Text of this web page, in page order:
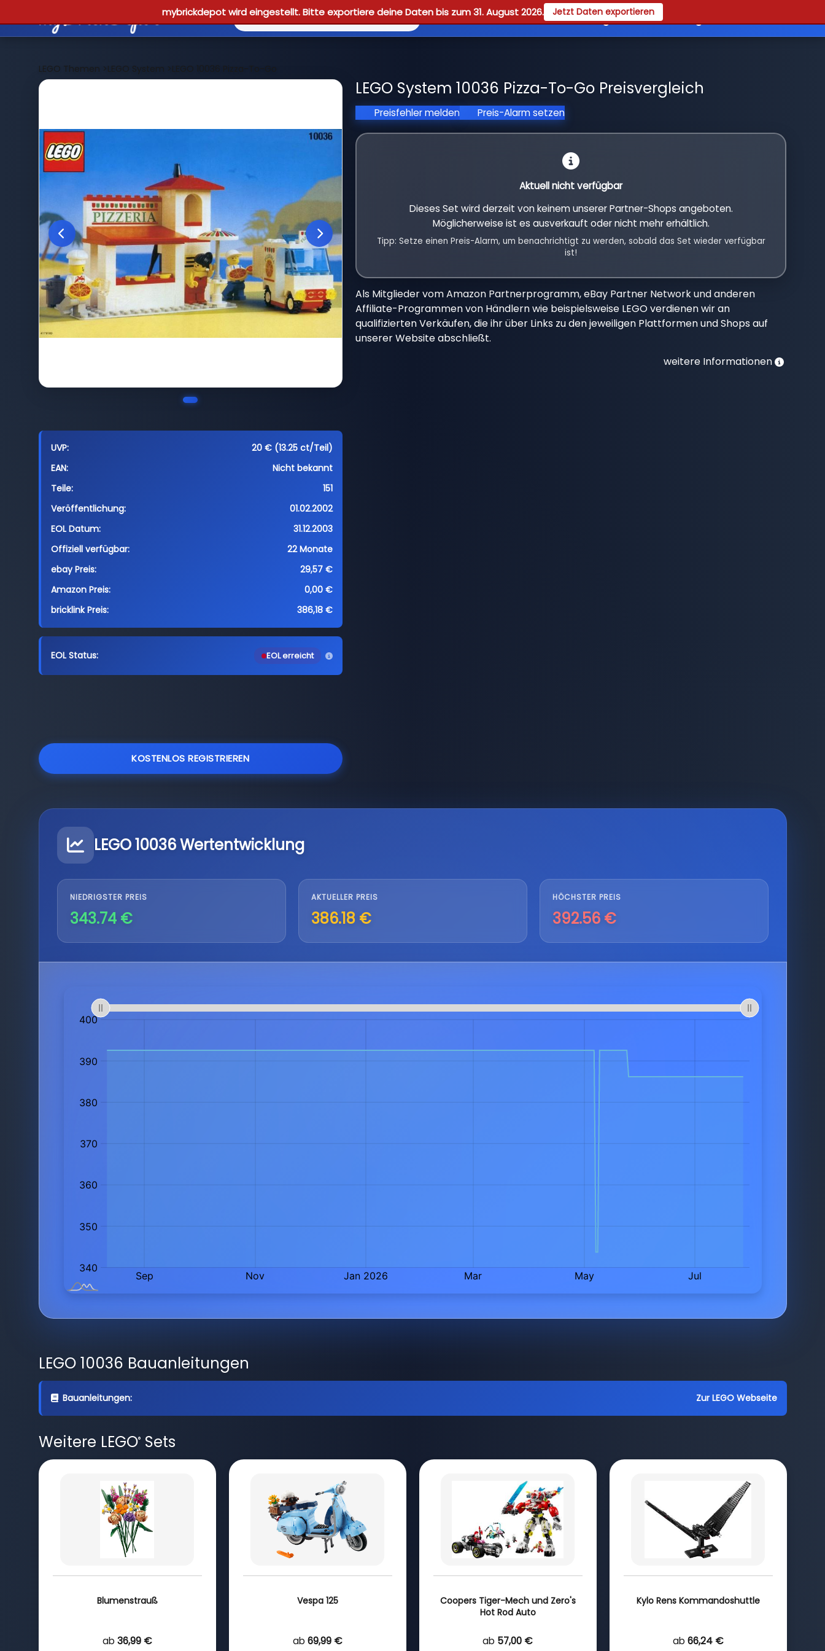
mybrickdepot wird eingestellt. Bitte exportiere deine Daten bis zum 31. August 2026. Jetzt Daten exportieren
Reviews Guides Registrieren
LEGO Themen >LEGO System >LEGO 10036 Pizza-To-Go
UVP:
20 € (13.25 ct/Teil)
EAN:
Nicht bekannt
Teile:
151
Veröffentlichung:
01.02.2002
EOL Datum:
31.12.2003
Offiziell verfügbar:
22 Monate
ebay Preis:
29,57 €
Amazon Preis:
0,00 €
bricklink Preis:
386,18 €
EOL Status: EOL erreicht
KOSTENLOS REGISTRIEREN
LEGO System 10036 Pizza-To-Go Preisvergleich
Preisfehler melden Preis-Alarm setzen
Aktuell nicht verfügbar
Dieses Set wird derzeit von keinem unserer Partner-Shops angeboten.
Möglicherweise ist es ausverkauft oder nicht mehr erhältlich.
Tipp: Setze einen Preis-Alarm, um benachrichtigt zu werden, sobald das Set wieder verfügbar
ist!
Als Mitglieder vom Amazon Partnerprogramm, eBay Partner Network und anderen
Affiliate-Programmen von Händlern wie beispielsweise LEGO verdienen wir an
qualifizierten Verkäufen, die ihr über Links zu den jeweiligen Plattformen und Shops auf
unserer Website abschließt.
weitere Informationen
LEGO 10036 Wertentwicklung
NIEDRIGSTER PREIS
343.74 €
AKTUELLER PREIS
386.18 €
HÖCHSTER PREIS
392.56 €
LEGO 10036 Bauanleitungen
Bauanleitungen: Zur LEGO Webseite
Weitere LEGO®Sets
Blumenstrauß
ab 36,99 €
Vespa 125
ab 69,99 €
Coopers Tiger-Mech und Zero's
Hot Rod Auto
ab 57,00 €
Kylo Rens Kommandoshuttle
ab 66,24 €